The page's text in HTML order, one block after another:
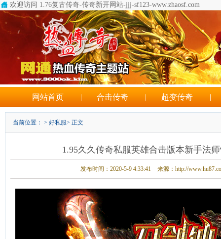
欢迎访问 1.76复古传奇-传奇新开网站-jjj-sf123-www.zhaosf.com
网站首页 | 合击传奇 | 超变传奇 |
当前位置： > 好私服> 正文
1.95久久传奇私服英雄合击版本新手法
发布时间：2020-5-9 4:33:41 来源：http://